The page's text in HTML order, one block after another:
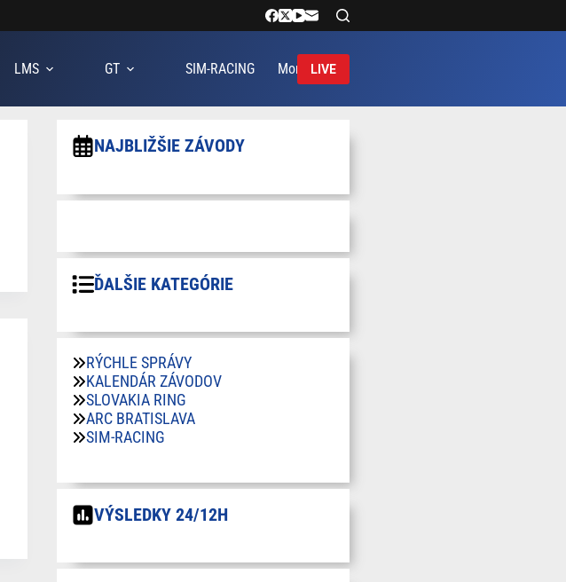
LMS GT SIM-RACING More LIVE
NAJBLIŽŠIE ZÁVODY
ĎALŠIE KATEGÓRIE
RÝCHLE SPRÁVY
KALENDÁR ZÁVODOV
SLOVAKIA RING
ARC BRATISLAVA
SIM-RACING
VÝSLEDKY 24/12H